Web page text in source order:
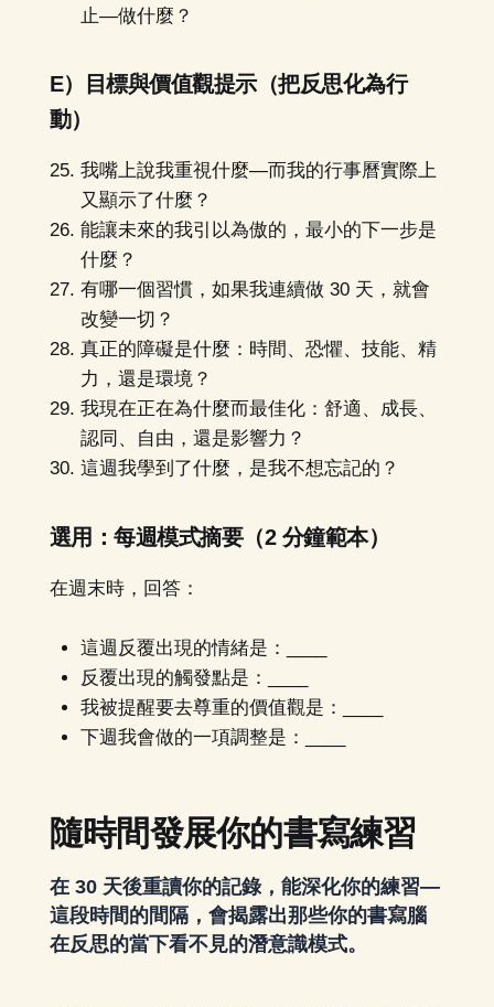
止—做什麼？
E）目標與價值觀提示（把反思化為行
動）
我嘴上說我重視什麼—而我的行事曆實際上
又顯示了什麼？
能讓未來的我引以為傲的，最小的下一步是
什麼？
有哪一個習慣，如果我連續做 30 天，就會
改變一切？
真正的障礙是什麼：時間、恐懼、技能、精
力，還是環境？
我現在正在為什麼而最佳化：舒適、成長、
認同、自由，還是影響力？
這週我學到了什麼，是我不想忘記的？
選用：每週模式摘要（2 分鐘範本）
在週末時，回答：
這週反覆出現的情緒是：____
反覆出現的觸發點是：____
我被提醒要去尊重的價值觀是：____
下週我會做的一項調整是：____
隨時間發展你的書寫練習
在 30 天後重讀你的記錄，能深化你的練習—
這段時間的間隔，會揭露出那些你的書寫腦
在反思的當下看不見的潛意識模式。